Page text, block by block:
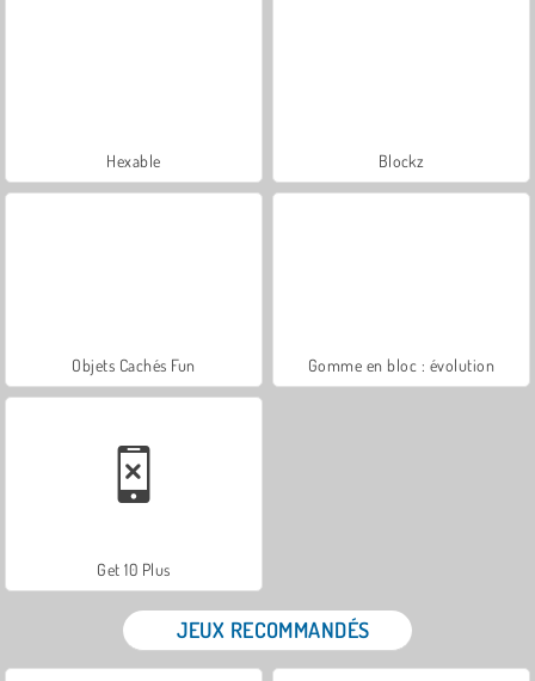
Hexable Blockz
Objets Cachés Fun Gomme en bloc : évolution
Get 10 Plus
JEUX RECOMMANDÉS